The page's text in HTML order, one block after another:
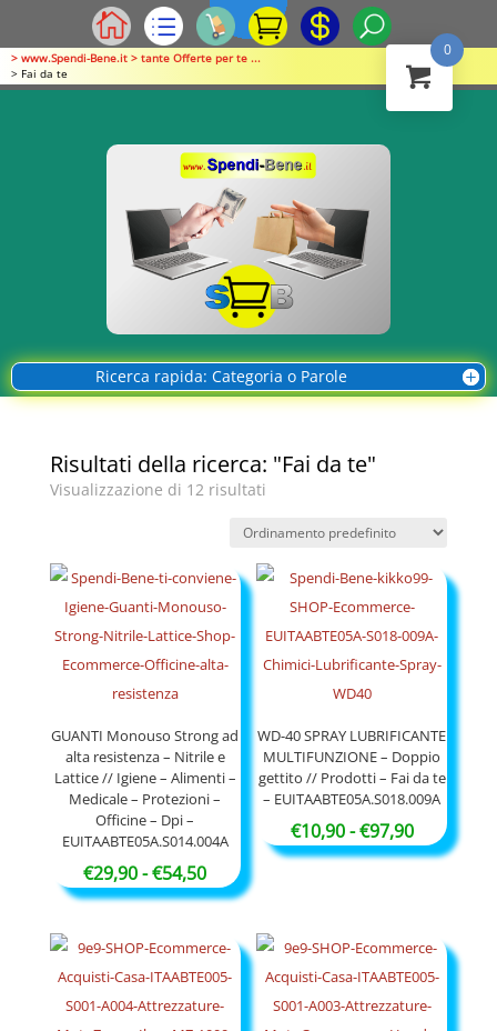
> www.Spendi-Bene.it > tante Offerte per te ...
> Fai da te
Ricerca rapida: Categoria o Parole
Risultati della ricerca: "Fai da te"
Visualizzazione di 12 risultati
GUANTI Monouso Strong ad
alta resistenza – Nitrile e
Lattice // Igiene – Alimenti –
Medicale – Protezioni –
Officine – Dpi –
EUITAABTE05A.S014.004A
€29,90-€54,50Fascia
di
prezzo:
da
€29,90
a
WD-40 SPRAY LUBRIFICANTE
MULTIFUNZIONE – Doppio
gettito // Prodotti – Fai da te
– EUITAABTE05A.S018.009A
€10,90-€97,90Fascia
di
€10,90
a
€97,90
0